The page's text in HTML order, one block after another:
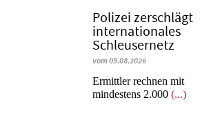
Polizei zerschlägt
internationales
Schleusernetz
vom 09.08.2026
Ermittler rechnen mit
mindestens 2.000 (...)